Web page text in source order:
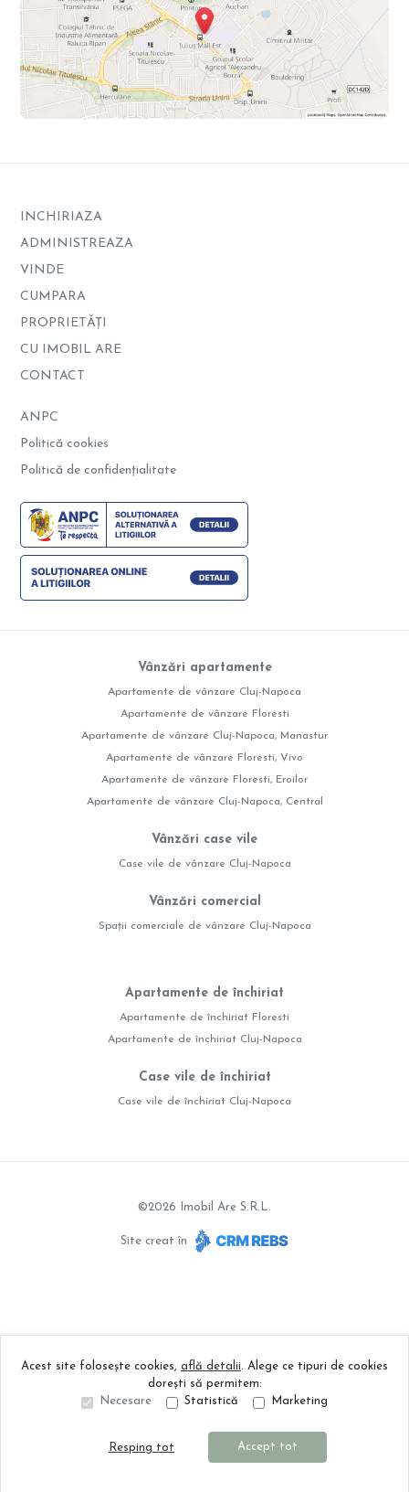
Sună acum Solicită vizionare
INCHIRIAZA
ADMINISTREAZA
VINDE
CUMPARA
PROPRIETĂȚI
CU IMOBIL ARE
CONTACT
ANPC
Politică cookies
Politică de confidențialitate
Vânzări apartamente
Apartamente de vânzare Cluj-Napoca
Apartamente de vânzare Floresti
Apartamente de vânzare Cluj-Napoca, Manastur
Apartamente de vânzare Floresti, Vivo
Apartamente de vânzare Floresti, Eroilor
Apartamente de vânzare Cluj-Napoca, Central
Vânzări case vile
Case vile de vânzare Cluj-Napoca
Vânzări comercial
Spații comerciale de vânzare Cluj-Napoca
Apartamente de închiriat
Apartamente de închiriat Floresti
Apartamente de închiriat Cluj-Napoca
Case vile de închiriat
Case vile de închiriat Cluj-Napoca
©2026 Imobil Are S.R.L.
Site creat în
Acest site folosește cookies, află detalii. Alege ce tipuri de cookies
dorești să permitem:
Necesare
Statistică Marketing
Resping tot Accept tot